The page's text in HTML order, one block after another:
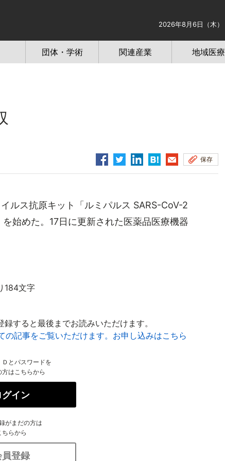
2026年8月6日（木）
団体・学術 関連産業 地域医療
保存
ルス抗原キット「ルミパルス SARS-CoV-2
始めた。17日に更新された医薬品医療機器
184文字
すると最後までお読みいただけます。
記事をご覧いただけます。お申し込みはこちら
Ｄとパスワードを
方はこちらから
グイン
がまだの方は
ちらから
員登録